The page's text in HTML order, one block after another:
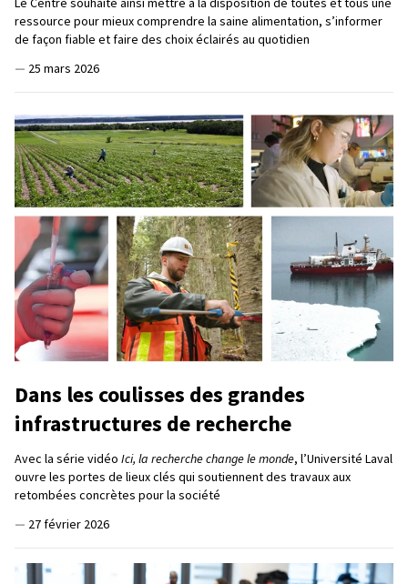
ressource pour mieux comprendre la saine alimentation, s’informer
de façon fiable et faire des choix éclairés au quotidien
— 25 mars 2026
Dans les coulisses des grandes
infrastructures de recherche
Avec la série vidéo Ici, la recherche change le monde, l’Université Laval
ouvre les portes de lieux clés qui soutiennent des travaux aux
retombées concrètes pour la société
— 27 février 2026